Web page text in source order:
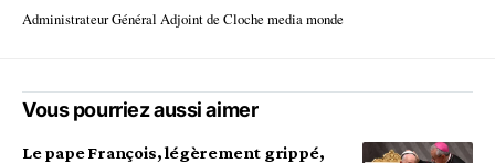
Administrateur Général Adjoint de Cloche media monde
Vous pourriez aussi aimer
Le pape François, légèrement grippé,